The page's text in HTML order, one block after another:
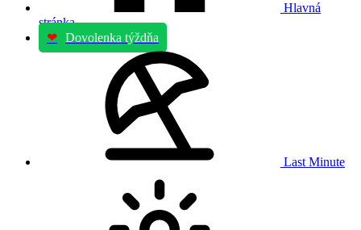
Hlavná
stránka
❤ Dovolenka týždňa
Last Minute